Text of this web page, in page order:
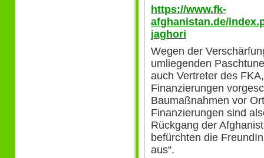
https://www.fk-
afghanistan.de/
jaghori
Wegen der
umliegenden
auch Vertreter des
Finanzierungen
Baumaßnahmen vor
Finanzierungen sind
Rückgang der
befürchten die
aus“.